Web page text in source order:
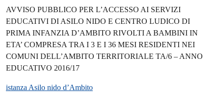
AVVISO PUBBLICO PER L’ACCESSO AI SERVIZI
EDUCATIVI DI ASILO NIDO E CENTRO LUDICO DI
PRIMA INFANZIA D’AMBITO RIVOLTI A BAMBINI IN
ETA’ COMPRESA TRA I 3 E I 36 MESI RESIDENTI NEI
COMUNI DELL’AMBITO TERRITORIALE TA/6 – ANNO
EDUCATIVO 2016/17
istanza Asilo nido d’Ambito